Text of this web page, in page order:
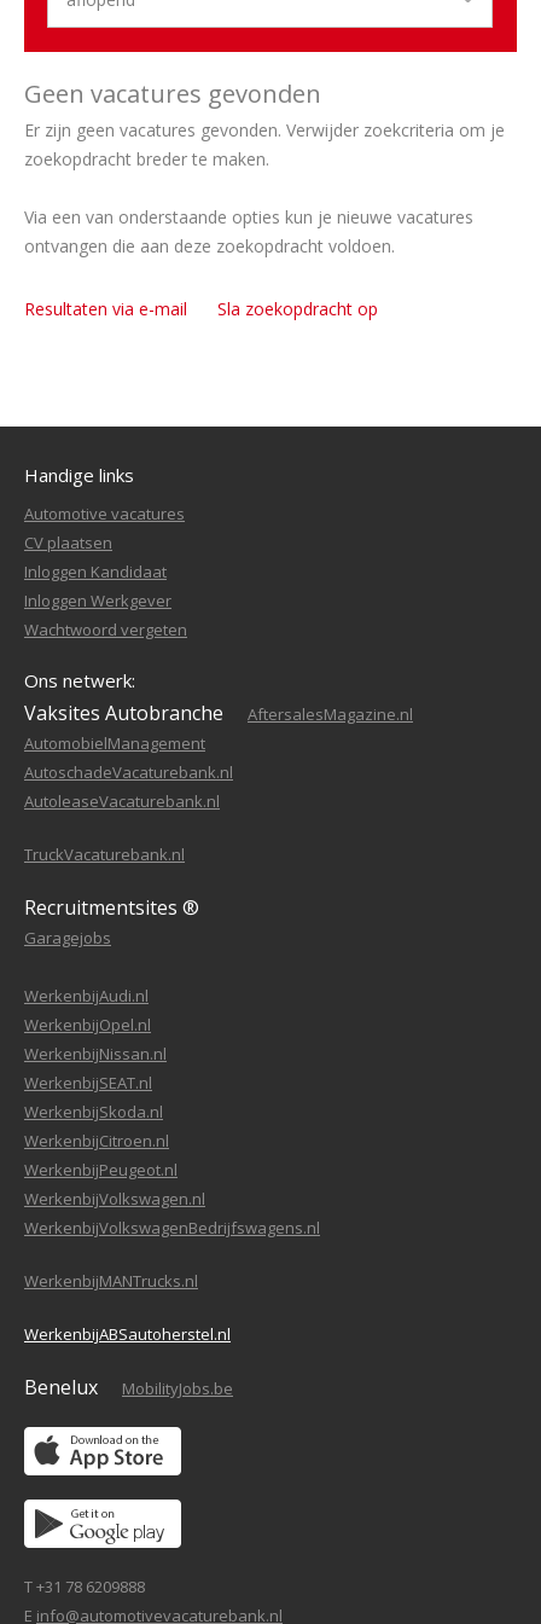
Geen vacatures gevonden
Er zijn geen vacatures gevonden. Verwijder zoekcriteria om je
zoekopdracht breder te maken.
Via een van onderstaande opties kun je nieuwe vacatures
ontvangen die aan deze zoekopdracht voldoen.
Resultaten via e-mail Sla zoekopdracht op
Handige links
Automotive vacatures
CV plaatsen
Inloggen Kandidaat
Inloggen Werkgever
Wachtwoord vergeten
Ons netwerk:
Vaksites Autobranche
AftersalesMagazine.nl
AutomobielManagement
AutoschadeVacaturebank.nl
AutoleaseVacaturebank.nl
TruckVacaturebank.nl
Recruitmentsites ®
Garagejobs
WerkenbijAudi.nl
WerkenbijOpel.nl
WerkenbijNissan.nl
WerkenbijSEAT.nl
WerkenbijSkoda.nl
WerkenbijCitroen.nl
WerkenbijPeugeot.nl
WerkenbijVolkswagen.nl
WerkenbijVolkswagenBedrijfswagens.nl
WerkenbijMANTrucks.nl
WerkenbijABSautoherstel.nl
Benelux MobilityJobs.be
T +31 78 6209888
E info@automotivevacaturebank.nl